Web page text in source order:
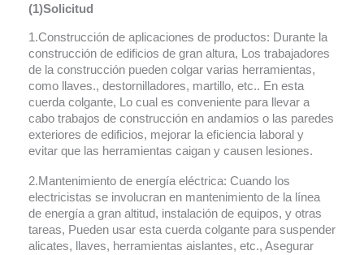
(1)Solicitud
1.Construcción de aplicaciones de productos: Durante la
construcción de edificios de gran altura, Los trabajadores
de la construcción pueden colgar varias herramientas,
como llaves., destornilladores, martillo, etc.. En esta
cuerda colgante, Lo cual es conveniente para llevar a
cabo trabajos de construcción en andamios o las paredes
exteriores de edificios, mejorar la eficiencia laboral y
evitar que las herramientas caigan y causen lesiones.
2.Mantenimiento de energía eléctrica: Cuando los
electricistas se involucran en mantenimiento de la línea
de energía a gran altitud, instalación de equipos, y otras
tareas, Pueden usar esta cuerda colgante para suspender
alicates, llaves, herramientas aislantes, etc., Asegurar